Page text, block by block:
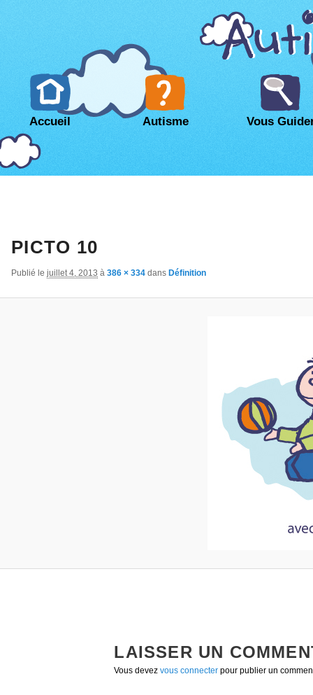
Accueil Autisme Vous
PICTO 10
Publié le juillet 4, 2013 à 386 × 334 dans Définition
LAISSER UN
Vous devezvous connecter pour publier un